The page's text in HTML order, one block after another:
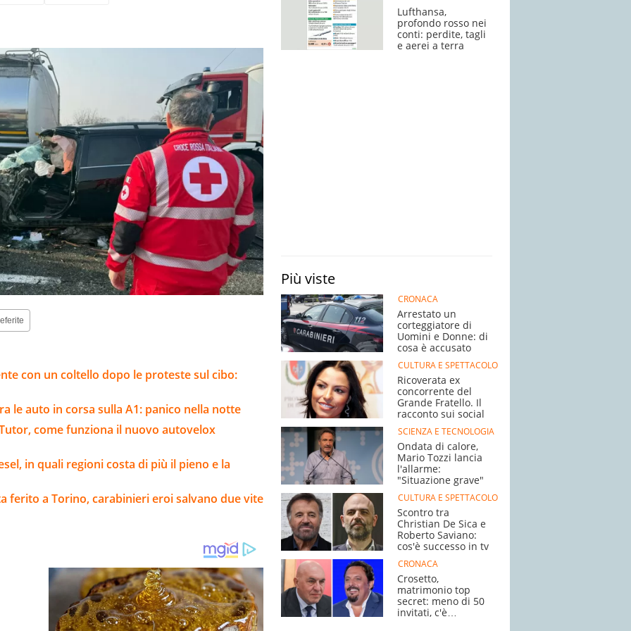
con un coltello dopo le proteste sul cibo:
le auto in corsa sulla A1: panico nella notte
come funziona il nuovo autovelox
in quali regioni costa di più il pieno e la
ferito a Torino, carabinieri eroi salvano due vite
Lufthansa,
profondo rosso nei
conti: perdite, tagli
e aerei a terra
Più viste
CRONACA
Arrestato un
corteggiatore di
Uomini e Donne: di
cosa è accusato
CULTURA E SPETTACOLO
Ricoverata ex
concorrente del
Grande Fratello. Il
racconto sui social
SCIENZA E TECNOLOGIA
Ondata di calore,
Mario Tozzi lancia
l'allarme:
"Situazione grave"
CULTURA E SPETTACOLO
Scontro tra
Christian De Sica e
Roberto Saviano:
cos'è successo in tv
CRONACA
Crosetto,
matrimonio top
secret: meno di 50
invitati, c'è